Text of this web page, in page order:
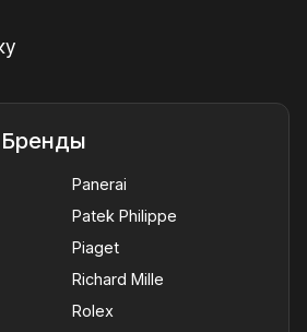
Panerai
Patek Philippe
Piaget
Richard Mille
Rolex